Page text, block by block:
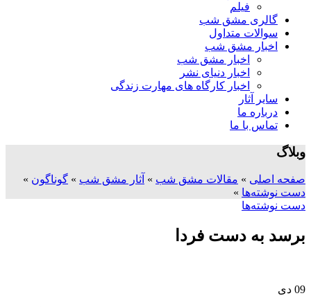
فیلم
گالری مشق شب
سوالات متداول
اخبار مشق شب
اخبار مشق شب
اخبار دنیای نشر
اخبار کارگاه های مهارت زندگی
سایر آثار
درباره ما
تماس با ما
وبلاگ
صفحه اصلی » مقالات مشق شب » آثار مشق شب » گوناگون »
دست نوشته‌ها »
دست نوشته‌ها
برسد به دست فردا
09 دی